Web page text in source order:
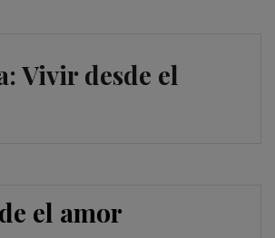
Vivir desde el
el amor